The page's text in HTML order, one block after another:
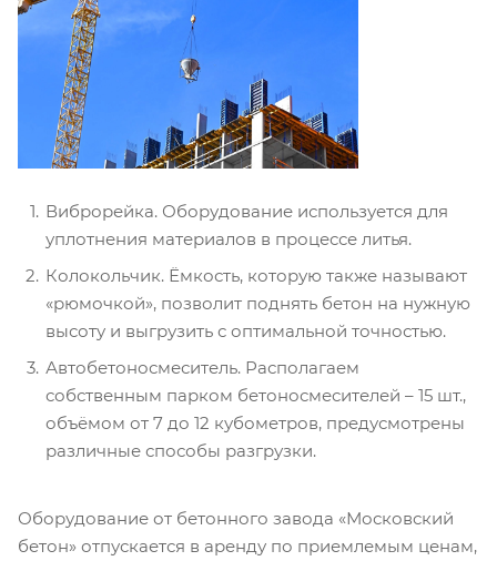
Виброрейка. Оборудование используется для
уплотнения материалов в процессе литья.
Колокольчик. Ёмкость, которую также называют
«рюмочкой», позволит поднять бетон на нужную
высоту и выгрузить с оптимальной точностью.
Автобетоносмеситель. Располагаем
собственным парком бетоносмесителей – 15 шт.,
объёмом от 7 до 12 кубометров, предусмотрены
различные способы разгрузки.
Оборудование от бетонного завода «Московский
бетон» отпускается в аренду по приемлемым ценам,